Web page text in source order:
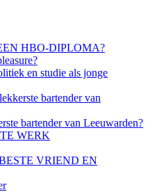
HBO-DIPLOMA?
en studie als jonge
bartender van
bartender van Leeuwarden?
WERK
VRIEND EN